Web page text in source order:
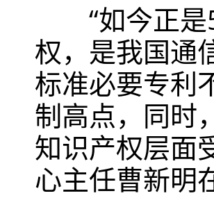
“如今正是
权，是我国通
标准必要专利
制高点，同时
知识产权层面
心主任曹新明